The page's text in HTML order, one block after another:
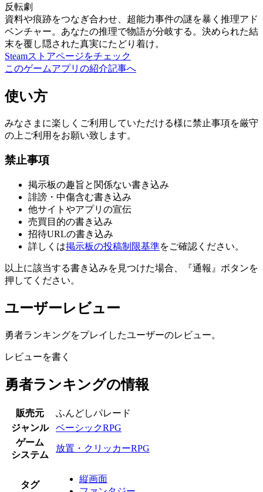
反転劇
資料や痕跡をつなぎ合わせ、超能力事件の謎を暴く推理アド
ベンチャー。あなたの推理で物語が分岐する。決められた結
末を覆し隠された真実にたどり着け。
Steamストアページをチェック
このゲームアプリの紹介記事へ
使い方
みなさまに楽しくご利用していただける様に禁止事項を厳守
の上ご利用をお願い致します。
禁止事項
掲示板の趣旨と関係ない書き込み
誹謗・中傷含む書き込み
他サイトやアプリの宣伝
売買目的の書き込み
招待URLの書き込み
詳しくは掲示板の投稿制限基準をご確認ください。
以上に該当する書き込みを見つけた場合、
『通報』ボタンを
押してください。
ユーザーレビュー
勇者ランキングをプレイしたユーザーのレビュー。
レビューを書く
勇者ランキングの情報
販売元
ふんどしパレード
ジャンル
ベーシックRPG
ゲーム
システム
放置・クリッカーRPG
タグ
縦画面